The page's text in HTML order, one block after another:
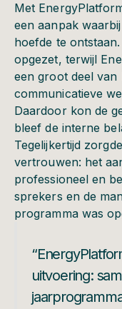
Met
een aanpak
hoefde te
opgezet, terwijl
een groot deel van
communicatieve
Daardoor kon de
bleef de interne
Tegelijkertijd
vertrouwen: het
professioneel en
sprekers en de
programma was
uitvoering: